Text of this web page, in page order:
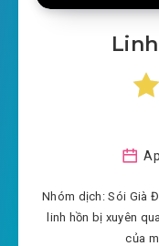
Nhóm dịch: Sói Già
linh hồn bị xuyên
của